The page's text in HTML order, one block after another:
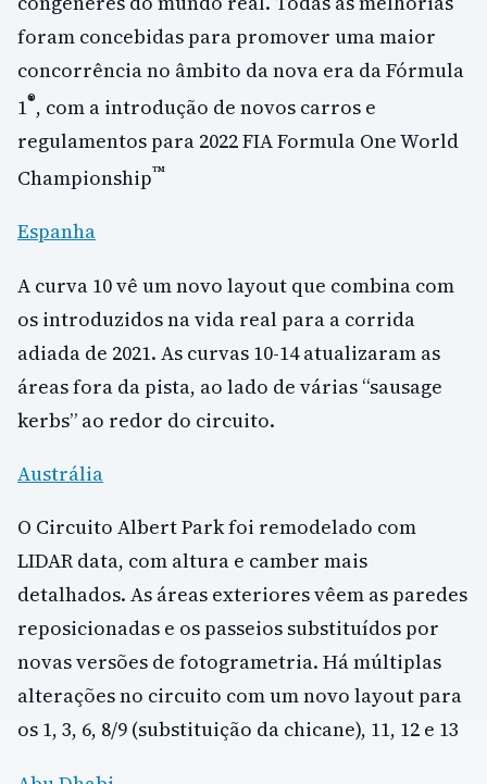
foram concebidas para promover uma maior
concorrência no âmbito da nova era da Fórmula
1®, com a introdução de novos carros e
regulamentos para 2022 FIA Formula One World
Championship™
Espanha
A curva 10 vê um novo layout que combina com
os introduzidos na vida real para a corrida
adiada de 2021. As curvas 10-14 atualizaram as
áreas fora da pista, ao lado de várias “sausage
kerbs” ao redor do circuito.
Austrália
O Circuito Albert Park foi remodelado com
LIDAR data, com altura e camber mais
detalhados. As áreas exteriores vêem as paredes
reposicionadas e os passeios substituídos por
novas versões de fotogrametria. Há múltiplas
alterações no circuito com um novo layout para
os 1, 3, 6, 8/9 (substituição da chicane), 11, 12 e 13